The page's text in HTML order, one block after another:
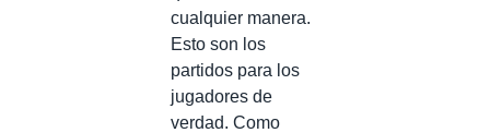
cualquier manera.
Esto son los
partidos para los
jugadores de
verdad. Como